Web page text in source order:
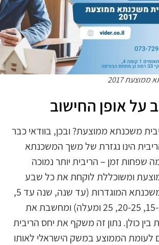
2017
על אופן החישוב
משכנתא ממוצעת? ובכן, בוודאי כבר
הינו נגזרת של משך המשכנתא
זמן – הריבית יותר נמוכה
ומשוכללת לוקחת את כל שבע
תקופות החזר המשכנתא המוגדרות (עד שנה, שנה עד 5,
5-10, 10-15, 15-20, 20-25, 25 ומעלה) ומחשבת את
כולן. נתון זה משקף את יחס הריבית
הממוצע במשק הישראלי לאותו